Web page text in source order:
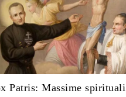
Patris: Massime spirituali